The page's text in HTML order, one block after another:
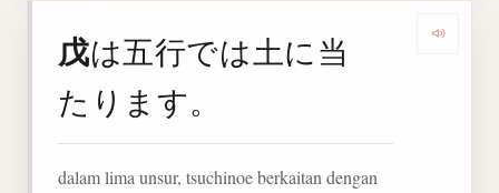
戊は五行では土に当
たります。
dalam lima unsur, tsuchinoe berkaitan dengan